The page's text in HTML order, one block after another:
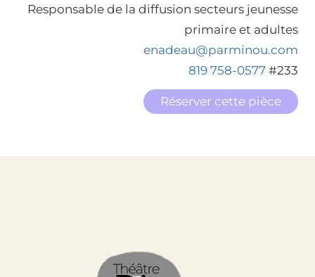
Responsable de la diffusion secteurs jeunesse
primaire et adultes
enadeau@parminou.com
819 758-0577#233
Réserver cette pièce